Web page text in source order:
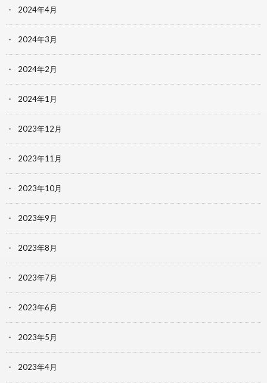
2024年4月
2024年3月
2024年2月
2024年1月
2023年12月
2023年11月
2023年10月
2023年9月
2023年8月
2023年7月
2023年6月
2023年5月
2023年4月